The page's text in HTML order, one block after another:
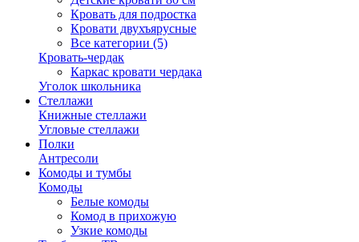
Кровать для подростка
Кровати двухъярусные
Все категории (5)
Кровать-чердак
Каркас кровати чердака
Уголок школьника
Стеллажи
Книжные стеллажи
Угловые стеллажи
Полки
Антресоли
Комоды и тумбы
Комоды
Белые комоды
Комод в прихожую
Узкие комоды